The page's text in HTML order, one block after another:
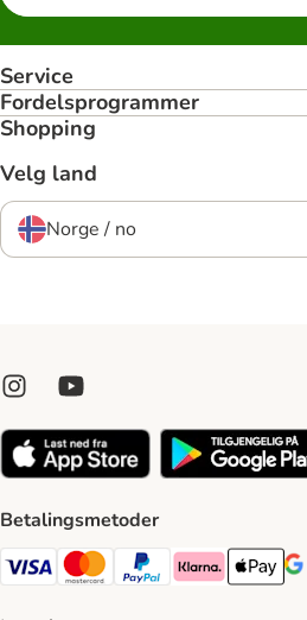
Service
Fordelsprogrammer
Shopping
Velg land
Norge / no
Betalingsmetoder
Visa Payment Method
Mastercard Payment Method
PayPal Payment Method
Klarna Payment
Apple Pay